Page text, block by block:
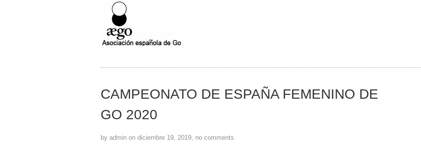
CAMPEONATO DE ESPAÑA FEMENINO DE
GO 2020
by admin on diciembre 19, 2019, no comments